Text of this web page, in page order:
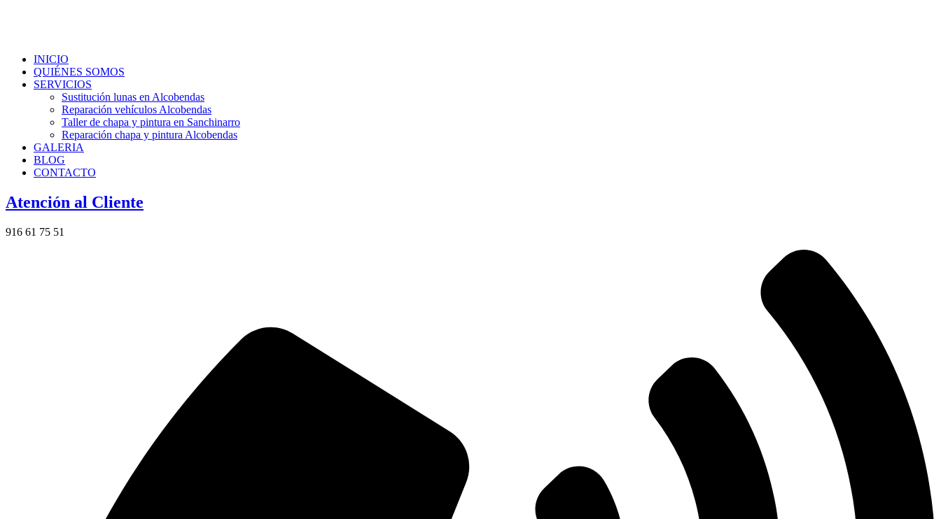
INICIO
QUIÉNES SOMOS
SERVICIOS
Sustitución lunas en Alcobendas
Reparación vehículos Alcobendas
Taller de chapa y pintura en Sanchinarro
Reparación chapa y pintura Alcobendas
GALERIA
BLOG
CONTACTO
Atención al Cliente
916 61 75 51